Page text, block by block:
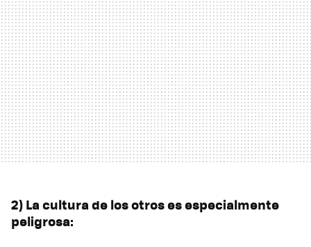
2) La cultura de los otros es especialmente
peligrosa: